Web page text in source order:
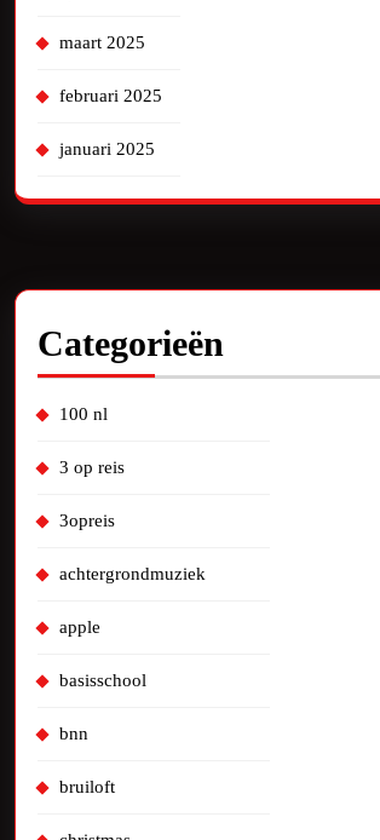
maart 2025
februari 2025
januari 2025
Categorieën
100 nl
3 op reis
3opreis
achtergrondmuziek
apple
basisschool
bnn
bruiloft